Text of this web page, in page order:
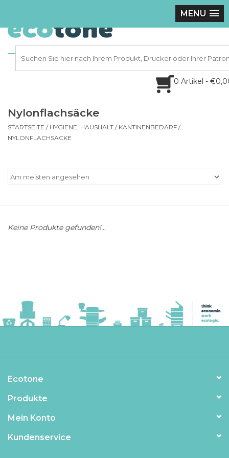
MENU
0 Artikel -
Nylonflachsäcke
STARTSEITE / HYGIENE, HAUSHALT / KANTINENBEDARF /
NYLONFLACHSÄCKE
Keine Produkte gefunden!...
Ecotone
Produkte
Mein Konto
Kundenservice